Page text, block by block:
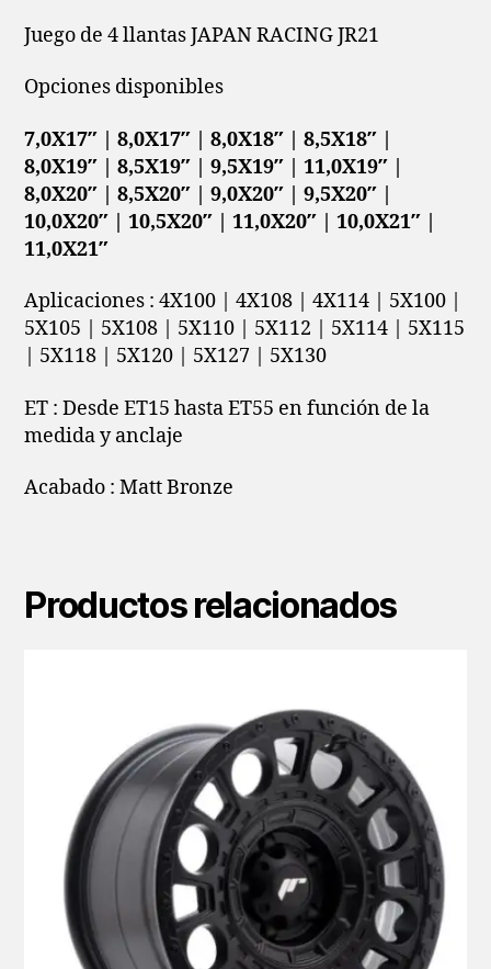
Juego de 4 llantas JAPAN RACING JR21
Opciones disponibles
7,0X17″ | 8,0X17″ |8,0X18″ | 8,5X18″ |
8,0X19″ | 8,5X19″ | 9,5X19″ | 11,0X19″ |
8,0X20″ | 8,5X20″ | 9,0X20″ | 9,5X20″ |
10,0X20″ | 10,5X20″ | 11,0X20″ | 10,0X21″ |
11,0X21″
Aplicaciones : 4X100 | 4X108 | 4X114 | 5X100 |
5X105 | 5X108 | 5X110 | 5X112 | 5X114 | 5X115
| 5X118 | 5X120 | 5X127 | 5X130
ET : Desde ET15 hasta ET55 en función de la
medida y anclaje
Acabado : Matt Bronze
Productos relacionados
variantes.
opciones
pueden
elegir